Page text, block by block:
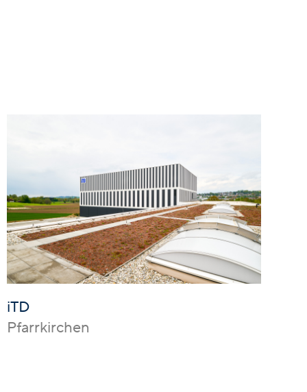
iTD
Pfarrkirchen